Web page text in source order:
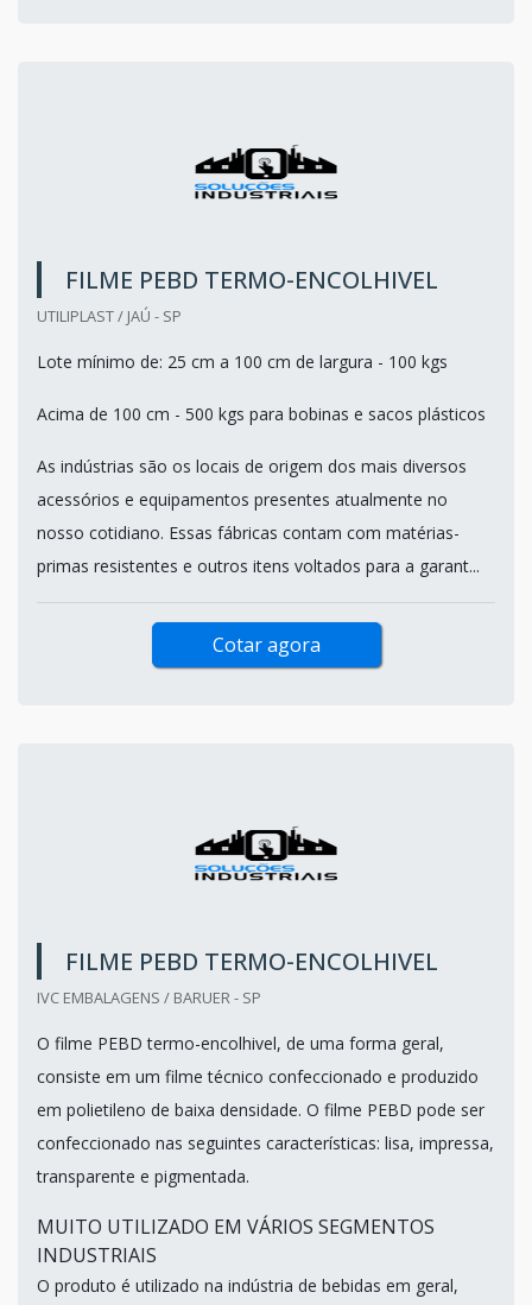
FILME PEBD TERMO-ENCOLHIVEL
UTILIPLAST / JAÚ - SP
Lote mínimo de: 25 cm a 100 cm de largura - 100 kgs
Acima de 100 cm - 500 kgs para bobinas e sacos plásticos
As indústrias são os locais de origem dos mais diversos
acessórios e equipamentos presentes atualmente no
nosso cotidiano. Essas fábricas contam com matérias-
primas resistentes e outros itens voltados para a garant...
Cotar agora
FILME PEBD TERMO-ENCOLHIVEL
IVC EMBALAGENS / BARUER - SP
O filme PEBD termo-encolhivel, de uma forma geral,
consiste em um filme técnico confeccionado e produzido
em polietileno de baixa densidade. O filme PEBD pode ser
confeccionado nas seguintes características: lisa, impressa,
transparente e pigmentada.
MUITO UTILIZADO EM VÁRIOS SEGMENTOS
INDUSTRIAIS
O produto é utilizado na indústria de bebidas em geral,